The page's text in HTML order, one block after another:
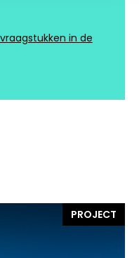
in de
PROJECT